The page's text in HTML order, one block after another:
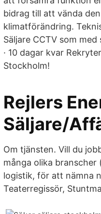
bidrag till att vända
klimatförändring.
Säljare CCTV som
· 10 dagar kvar
Stockholm!
Rejlers
Säljare/
Om tjänsten. Vill du
många olika
logistik, för att nämna
Teaterregissör,